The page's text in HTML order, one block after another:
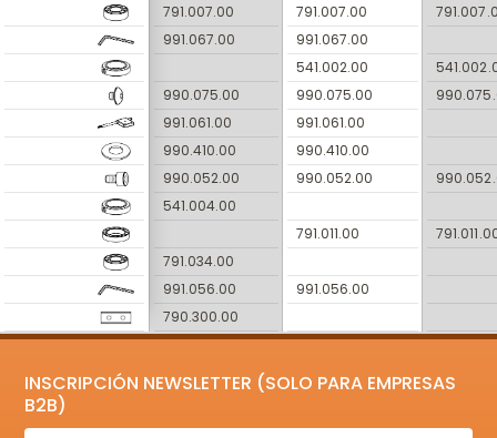
791.007.00
991.067.00
990.075.00
991.061.00
990.410.00
990.052.00
541.004.00
791.034.00
991.056.00
790.300.00
791.007.00
991.067.00
541.002.00
990.075.00
991.061.00
990.410.00
990.052.00
791.011.00
991.056.00
INSCRIPCIÓN NEWSLETTER (SOLO PARA EMPRESAS
B2B)